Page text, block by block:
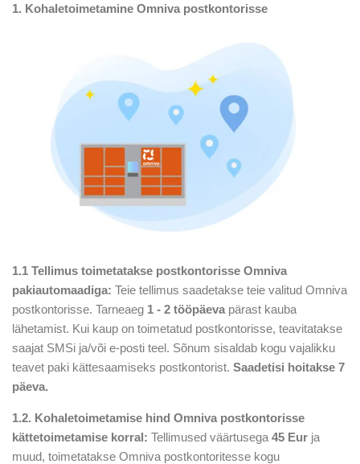
1. Kohaletoimetamine Omniva postkontorisse
1.1 Tellimus toimetatakse postkontorisse Omniva
pakiautomaadiga: Teie tellimus saadetakse teie valitud Omniva
postkontorisse. Tarneaeg 1 - 2 tööpäeva pärast kauba
lähetamist. Kui kaup on toimetatud postkontorisse, teavitatakse
saajat SMSi ja/või e-posti teel. Sõnum sisaldab kogu vajalikku
teavet paki kättesaamiseks postkontorist. Saadetisi hoitakse 7
päeva.
1.2. Kohaletoimetamise hind Omniva postkontorisse
kättetoimetamise korral: Tellimused väärtusega 45 Eur ja
muud, toimetatakse Omniva postkontoritesse kogu